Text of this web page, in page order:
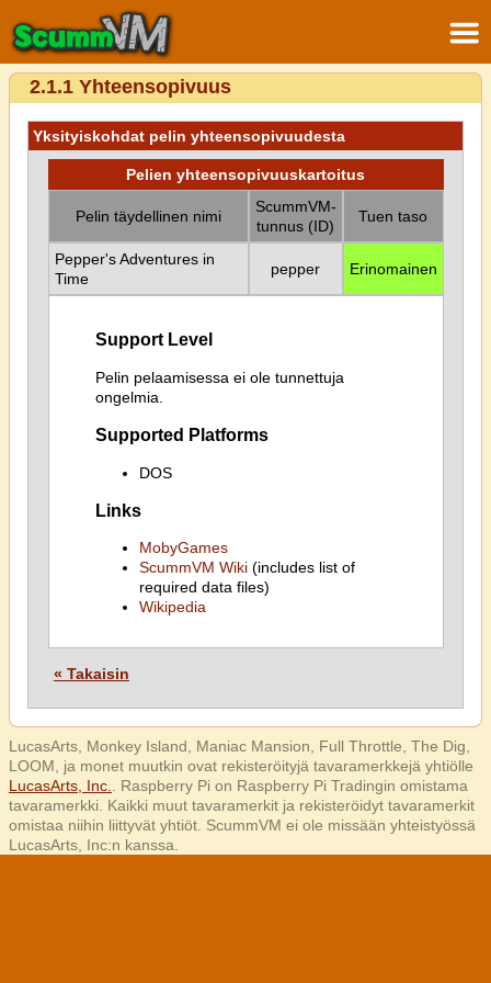
2.1.1 Yhteensopivuus
Yksityiskohdat pelin yhteensopivuudesta
Pelien yhteensopivuuskartoitus
Pelin täydellinen nimi
ScummVM-
tunnus (ID)
Tuen taso
Pepper's Adventures in
Time
pepper Erinomainen
Support Level
Pelin pelaamisessa ei ole tunnettuja
ongelmia.
Supported Platforms
DOS
Links
MobyGames
ScummVM Wiki(includes list of
required data files)
Wikipedia
« Takaisin
LucasArts, Monkey Island, Maniac Mansion, Full Throttle, The Dig,
LOOM, ja monet muutkin ovat rekisteröityjä tavaramerkkejä yhtiölle
LucasArts, Inc.
. Raspberry Pi on Raspberry Pi Tradingin omistama
tavaramerkki. Kaikki muut tavaramerkit ja rekisteröidyt tavaramerkit
omistaa niihin liittyvät yhtiöt. ScummVM ei ole missään yhteistyössä
LucasArts, Inc:n kanssa.